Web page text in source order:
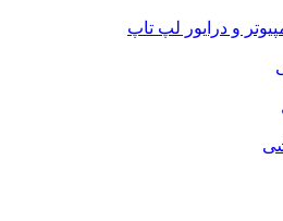
و درایور لپ تاپ